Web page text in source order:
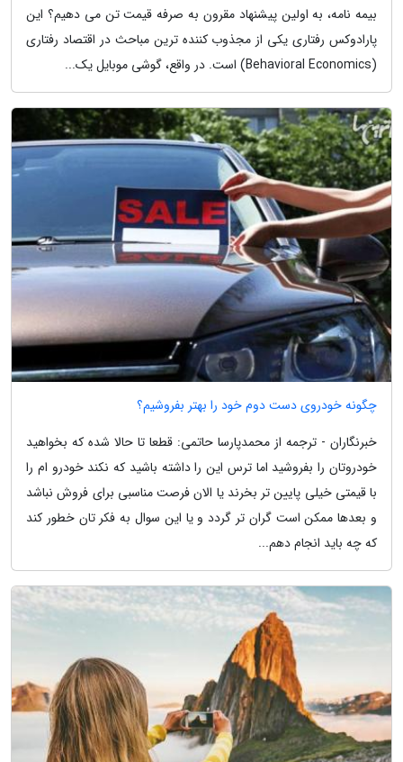
بیمه نامه، به اولین پیشنهاد مقرون به صرفه قیمت تن می دهیم؟ این
پارادوکس رفتاری یکی از مجذوب کننده ترین مباحث در اقتصاد رفتاری
(Behavioral Economics) است. در واقع، گوشی موبایل یک...
چگونه خودروی دست دوم خود را بهتر بفروشیم؟
خبرنگاران - ترجمه از محمدپارسا حاتمی: قطعا تا حالا شده که بخواهید
خودروتان را بفروشید اما ترس این را داشته باشید که نکند خودرو ام را
با قیمتی خیلی پایین تر بخرند یا الان فرصت مناسبی برای فروش نباشد
و بعدها ممکن است گران تر گردد و یا این سوال به فکر تان خطور کند
که چه باید انجام دهم...